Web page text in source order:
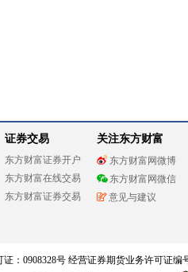
证券交易
东方财富证券开户
东方财富在线交易
东方财富证券交易
关注东方财富
东方财富网微博
东方财富网微信
意见与建议
：0908328号 经营证券期货业务许可证编